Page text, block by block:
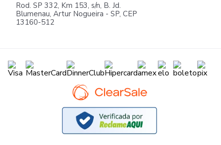
Rod. SP 332, Km 153, s/n, B. Jd.
Blumenau, Artur Nogueira - SP, CEP
13160-512